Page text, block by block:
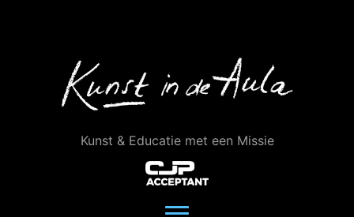
Kunst & Educatie met een Missie